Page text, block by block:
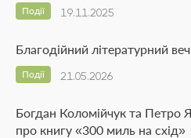
19.11.2025
Події
Благодійний літературний
21.05.2026
Події
Богдан Коломійчук та Петро
про книгу «300 миль на схід»